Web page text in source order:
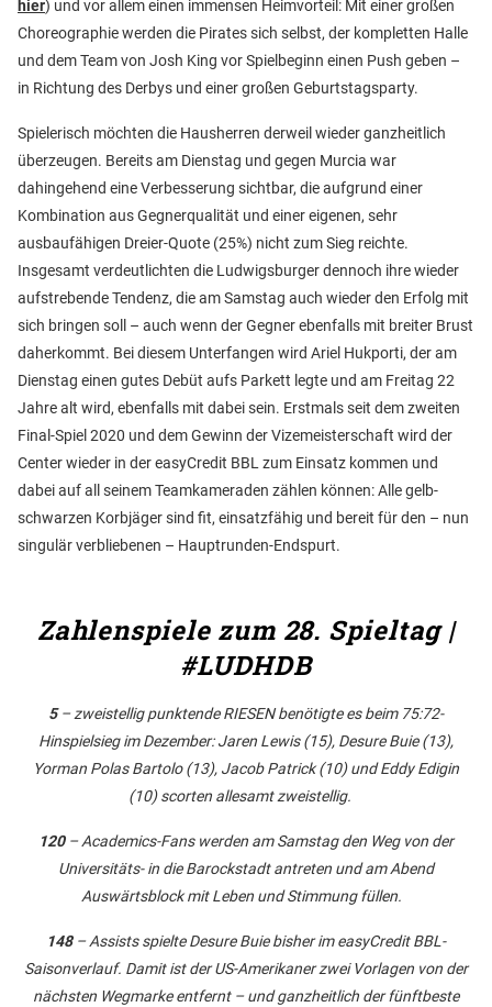
hier) und vor allem einen immensen Heimvorteil: Mit einer großen
Choreographie werden die Pirates sich selbst, der kompletten Halle
und dem Team von Josh King vor Spielbeginn einen Push geben –
in Richtung des Derbys und einer großen Geburtstagsparty.
Spielerisch möchten die Hausherren derweil wieder ganzheitlich
überzeugen. Bereits am Dienstag und gegen Murcia war
dahingehend eine Verbesserung sichtbar, die aufgrund einer
Kombination aus Gegnerqualität und einer eigenen, sehr
ausbaufähigen Dreier-Quote (25%) nicht zum Sieg reichte.
Insgesamt verdeutlichten die Ludwigsburger dennoch ihre wieder
aufstrebende Tendenz, die am Samstag auch wieder den Erfolg mit
sich bringen soll – auch wenn der Gegner ebenfalls mit breiter Brust
daherkommt. Bei diesem Unterfangen wird Ariel Hukporti, der am
Dienstag einen gutes Debüt aufs Parkett legte und am Freitag 22
Jahre alt wird, ebenfalls mit dabei sein. Erstmals seit dem zweiten
Final-Spiel 2020 und dem Gewinn der Vizemeisterschaft wird der
Center wieder in der easyCredit BBL zum Einsatz kommen und
dabei auf all seinem Teamkameraden zählen können: Alle gelb-
schwarzen Korbjäger sind fit, einsatzfähig und bereit für den – nun
singulär verbliebenen – Hauptrunden-Endspurt.
Zahlenspiele zum 28. Spieltag |
#LUDHDB
5– zweistellig punktende RIESEN benötigte es beim 75:72-
Hinspielsieg im Dezember: Jaren Lewis (15), Desure Buie (13),
Yorman Polas Bartolo (13), Jacob Patrick (10) und Eddy Edigin
(10) scorten allesamt zweistellig.
120 – Academics-Fans werden am Samstag den Weg von der
Universitäts- in die Barockstadt antreten und am Abend
Auswärtsblock mit Leben und Stimmung füllen.
148 – Assists spielte Desure Buie bisher im easyCredit BBL-
Saisonverlauf. Damit ist der US-Amerikaner zwei Vorlagen von der
nächsten Wegmarke entfernt – und ganzheitlich der fünftbeste